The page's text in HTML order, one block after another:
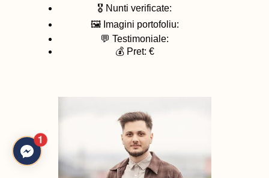
🎖️ Nunti verificate:
🖼️ Imagini portofoliu:
💬 Testimoniale:
💰 Pret: €